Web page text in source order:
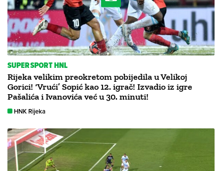
SUPERSPORT HNL
Rijeka velikim preokretom pobijedila u Velikoj
Gorici! ‘Vrući’ Sopić kao 12. igrač! Izvadio iz igre
Pašalića i Ivanovića već u 30. minuti!
HNK Rijeka